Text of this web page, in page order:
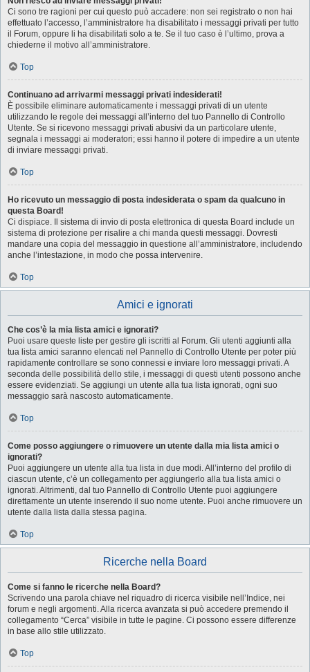
Ci sono tre ragioni per cui questo può accadere: non sei registrato o non hai
effettuato l’accesso, l’amministratore ha disabilitato i messaggi privati per tutto
il Forum, oppure li ha disabilitati solo a te. Se il tuo caso è l’ultimo, prova a
chiederne il motivo all’amministratore.
Top
Continuano ad arrivarmi messaggi privati indesiderati!
È possibile eliminare automaticamente i messaggi privati ​​di un utente
utilizzando le regole dei messaggi all’interno del tuo Pannello di Controllo
Utente. Se si ricevono messaggi privati ​​abusivi da un particolare utente,
segnala i messaggi ai moderatori; essi hanno il potere di impedire a un utente
di inviare messaggi privati​​.
Top
Ho ricevuto un messaggio di posta indesiderata o spam da qualcuno in
questa Board!
Ci dispiace. Il sistema di invio di posta elettronica di questa Board include un
sistema di protezione per risalire a chi manda questi messaggi. Dovresti
mandare una copia del messaggio in questione all’amministratore, includendo
anche l’intestazione, in modo che possa intervenire.
Top
Amici e ignorati
Che cos’è la mia lista amici e ignorati?
Puoi usare queste liste per gestire gli iscritti al Forum. Gli utenti aggiunti alla
tua lista amici saranno elencati nel Pannello di Controllo Utente per poter più
rapidamente controllare se sono connessi e inviare loro messaggi privati. A
seconda delle possibilità dello stile, i messaggi di questi utenti possono anche
essere evidenziati. Se aggiungi un utente alla tua lista ignorati, ogni suo
messaggio sarà nascosto automaticamente.
Top
Come posso aggiungere o rimuovere un utente dalla mia lista amici o
ignorati?
Puoi aggiungere un utente alla tua lista in due modi. All’interno del profilo di
ciascun utente, c’è un collegamento per aggiungerlo alla tua lista amici o
ignorati. Altrimenti, dal tuo Pannello di Controllo Utente puoi aggiungere
direttamente un utente inserendo il suo nome utente. Puoi anche rimuovere un
utente dalla lista dalla stessa pagina.
Top
Ricerche nella Board
Come si fanno le ricerche nella Board?
Scrivendo una parola chiave nel riquadro di ricerca visibile nell’Indice, nei
forum e negli argomenti. Alla ricerca avanzata si può accedere premendo il
collegamento “Cerca” visibile in tutte le pagine. Ci possono essere differenze
in base allo stile utilizzato.
Top